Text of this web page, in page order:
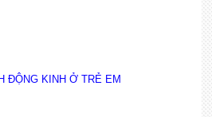
ĐỘNG KINH Ở TRẺ EM